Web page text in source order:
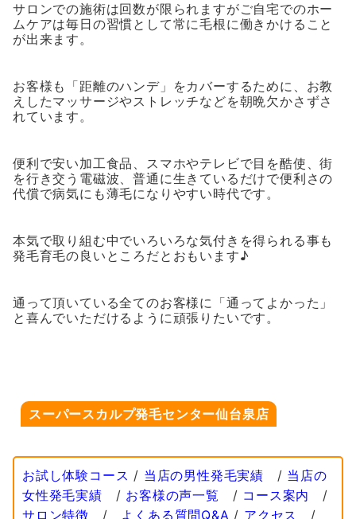
サロンでの施術は回数が限られますがご自宅でのホー
ムケアは毎日の習慣として常に毛根に働きかけること
が出来ます。
お客様も「距離のハンデ」をカバーするために、お教
えしたマッサージやストレッチなどを朝晩欠かさずさ
れています。
便利で安い加工食品、スマホやテレビで目を酷使、街
を行き交う電磁波、普通に生きているだけで便利さの
代償で病気にも薄毛になりやすい時代です。
本気で取り組む中でいろいろな気付きを得られる事も
発毛育毛の良いところだとおもいます♪
通って頂いている全てのお客様に「通ってよかった」
と喜んでいただけるように頑張りたいです。
スーパースカルプ発毛センター仙台泉店
お試し体験コース / 当店の男性発毛実績 / 当店の
女性発毛実績 / お客様の声一覧 / コース案内
/
サロン特徴 / よくある質問Q&A / アクセス /